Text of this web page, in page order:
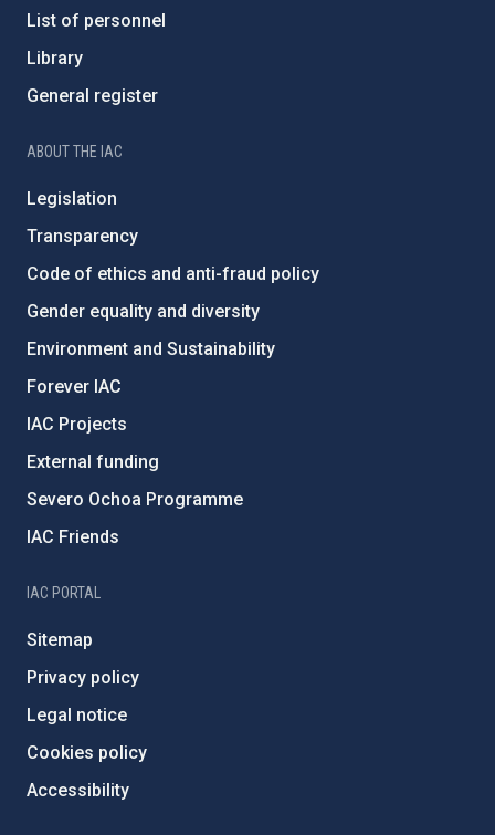
List of personnel
Library
General register
ABOUT THE IAC
Legislation
Transparency
Code of ethics and anti-fraud policy
Gender equality and diversity
Environment and Sustainability
Forever IAC
IAC Projects
External funding
Severo Ochoa Programme
IAC Friends
IAC PORTAL
Sitemap
Privacy policy
Legal notice
Cookies policy
Accessibility